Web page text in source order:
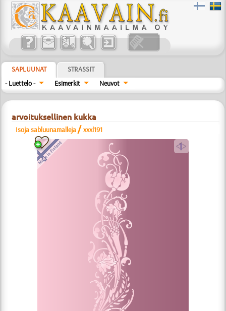
SAPLUUNAT
STRASSIT
- Luettelo -
Esimerkit Neuvot
arvoituksellinen kukka
Isoja sabluunamalleja /xxxl191
a